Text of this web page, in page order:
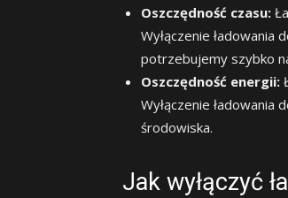
Oszczędność czasu:
Wyłączenie ładowania
potrzebujemy szybko
Oszczędność energii:
Wyłączenie
środowiska.
Jak wyłączyć